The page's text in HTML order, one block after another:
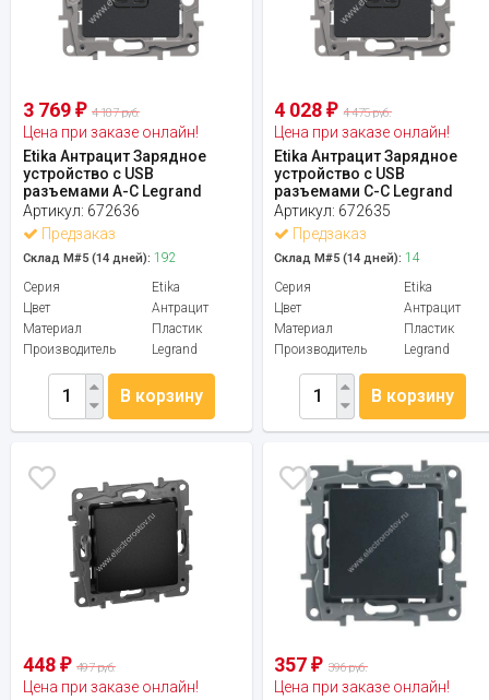
3 769 ₽ 4 187 руб.
Цена при заказе онлайн!
Etika Антрацит Зарядное
устройство с USB
разъемами A-C Legrand
Артикул: 672636
Предзаказ
Склад М#5 (14 дней): 192
Серия
Etika
Цвет
Антрацит
Материал
Пластик
Производитель
Legrand
В корзину
4 028₽ 4 475 руб.
Цена при заказе онлайн!
Etika Антрацит Зарядное
устройство с USB
разъемами C-C Legrand
Артикул: 672635
Предзаказ
Склад М#5 (14 дней): 14
Серия
Etika
Цвет
Антрацит
Материал
Пластик
Производитель
Legrand
В корзину
448 ₽ 497 руб.
Цена при заказе онлайн!
357₽ 396 руб.
Цена при заказе онлайн!